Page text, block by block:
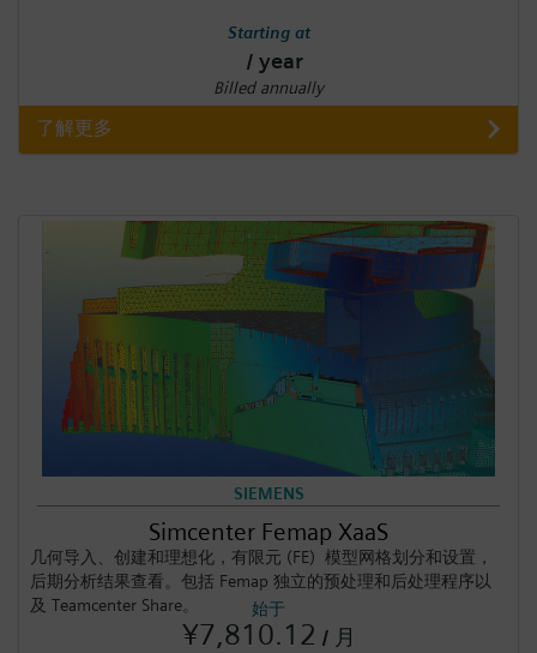
Starting at
/ year
Billed annually
了解更多
SIEMENS
Simcenter Femap XaaS
几何导入、创建和理想化，有限元 (FE) 模型网格划分和设置，
后期分析结果查看。包括 Femap 独立的预处理和后处理程序以
及 Teamcenter Share。
始于
¥7,810.12 / 月